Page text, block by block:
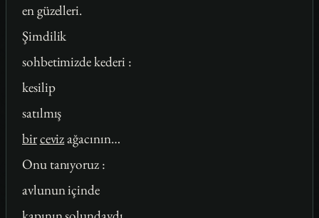
en güzelleri.
Şimdilik
sohbetimizde kederi :
kesilip
satılmış
bircevizağacının…
Onu tanıyoruz :
avlunun içinde